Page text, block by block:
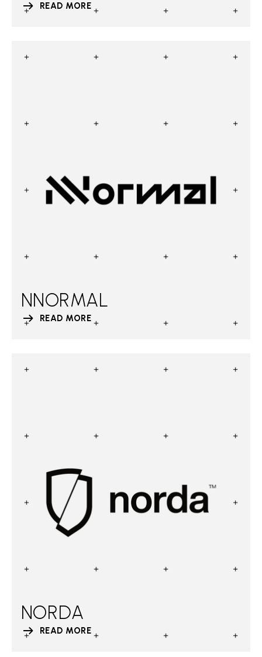
READ MORE
NNORMAL
READ MORE
NORDA
READ MORE